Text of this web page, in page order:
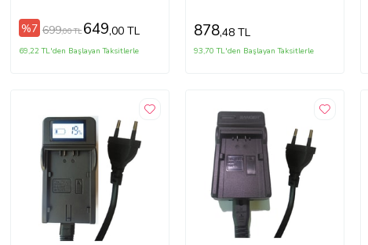
%7 699,00 TL 649,00 TL
69,22 TL'den Başlayan Taksitlerle
878,48 TL
93,70 TL'den Başlayan Taksitlerle